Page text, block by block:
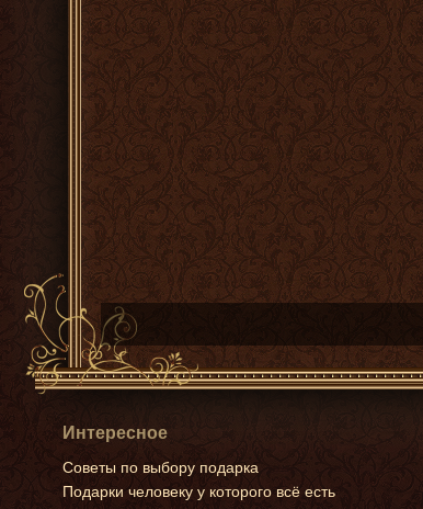
Интересное
Советы по выбору подарка
Подарки человеку у которого всё есть